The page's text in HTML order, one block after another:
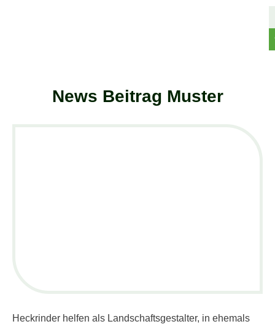
News Beitrag Muster
Heckrinder helfen als Landschaftsgestalter, in ehemals